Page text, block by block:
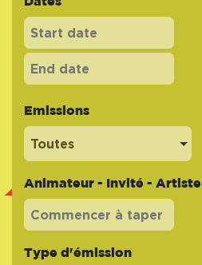
Emissions
Toutes
Animateur - Invité - Artiste
Type d'émission